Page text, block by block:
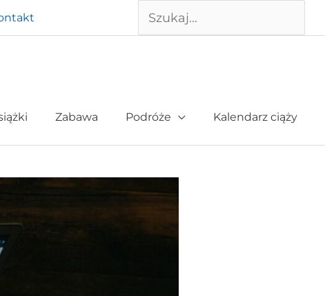
Szukaj
Zabawa Podróże Kalendarz ciąży